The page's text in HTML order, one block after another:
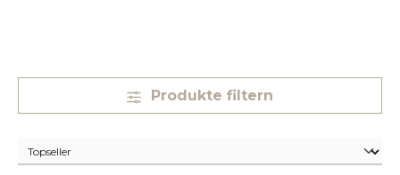
Produkte filtern